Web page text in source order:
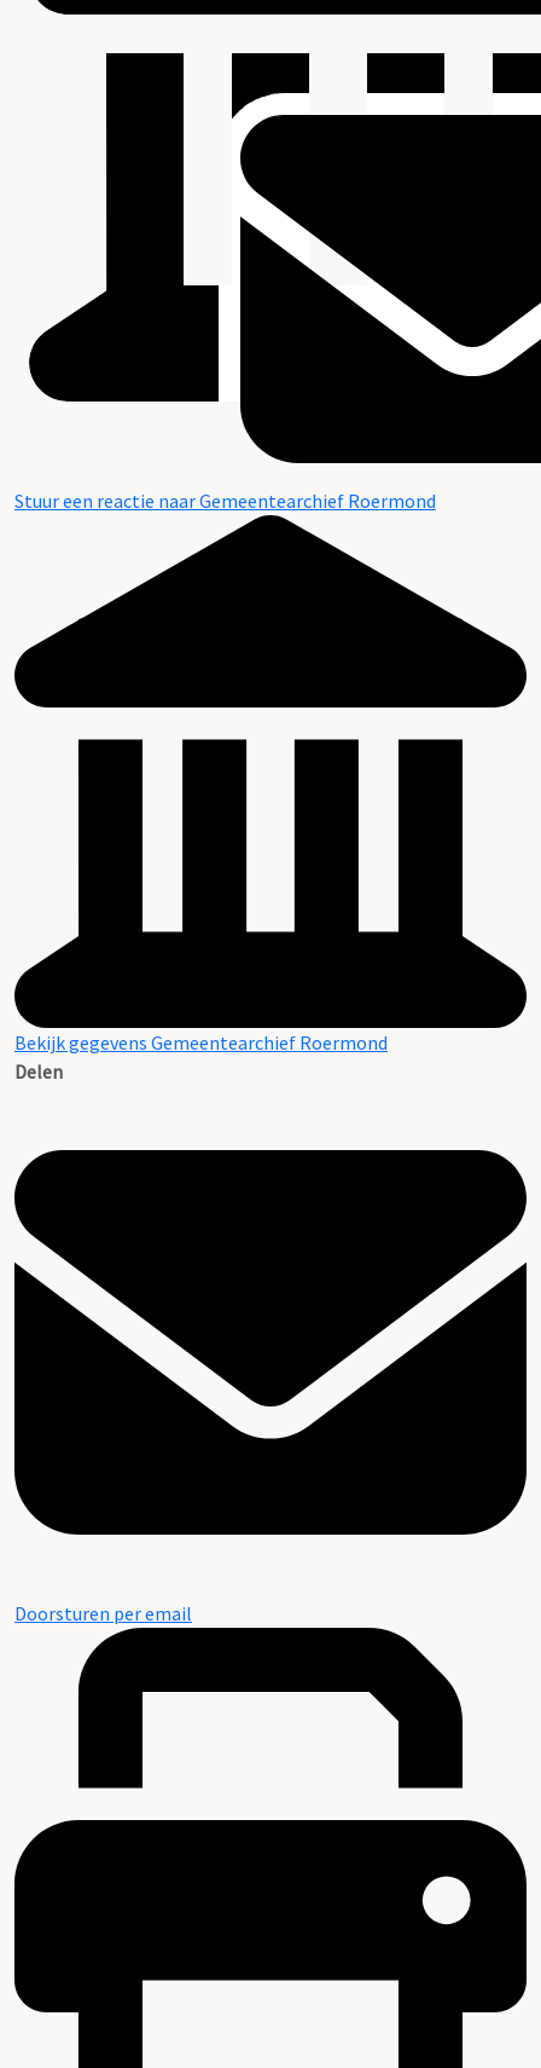
Stuur een reactie naar Gemeentearchief Roermond
Bekijk gegevens Gemeentearchief Roermond
Delen
Doorsturen per email